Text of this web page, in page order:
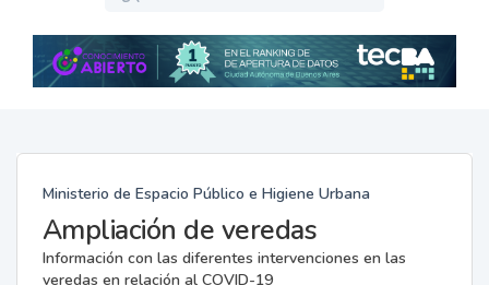
Ministerio de Espacio Público e Higiene Urbana
Ampliación de veredas
Información con las diferentes intervenciones en las
veredas en relación al COVID-19